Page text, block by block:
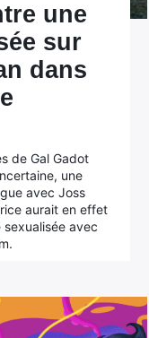
une
sur
dans
de Gal Gadot
une
avec Joss
aurait en effet
avec